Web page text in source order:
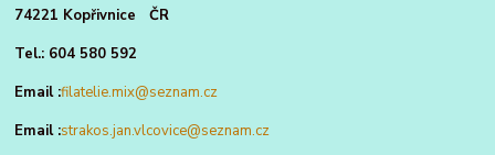
74221 Kopřivnice ČR
Tel.: 604 580 592
Email :filatelie.mix@seznam.cz
Email :strakos.jan.vlcovice@seznam.cz